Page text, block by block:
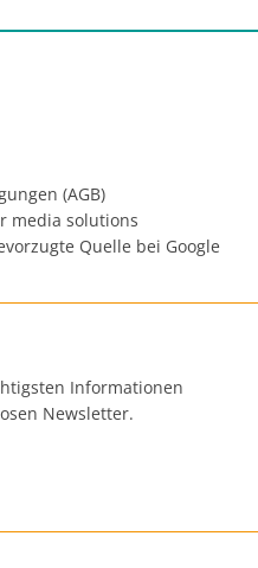
(AGB)
media solutions
Quelle bei Google
Informationen
Newsletter.